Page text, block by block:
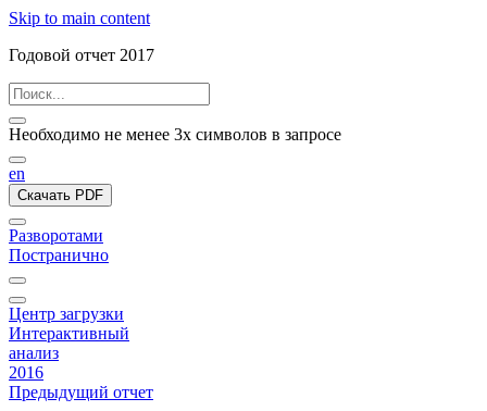
Skip to main content
Годовой отчет 2017
Необходимо не менее 3х символов в запросе
en
Скачать PDF
Разворотами
Постранично
Центр загрузки
Интерактивный
анализ
2016
Предыдущий отчет